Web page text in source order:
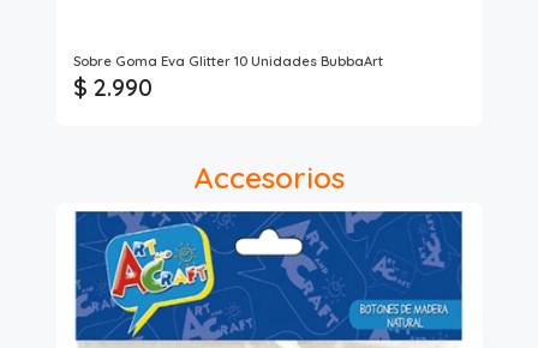
Sobre Goma Eva Glitter 10 Unidades BubbaArt
$ 2.990
Accesorios